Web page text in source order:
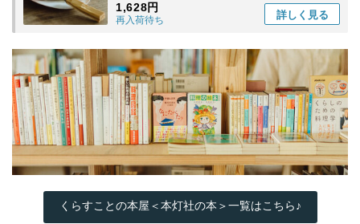
1,628円
再入荷待ち 詳しく 見る
くらすことの本屋＜本灯社の本＞一覧はこちら♪